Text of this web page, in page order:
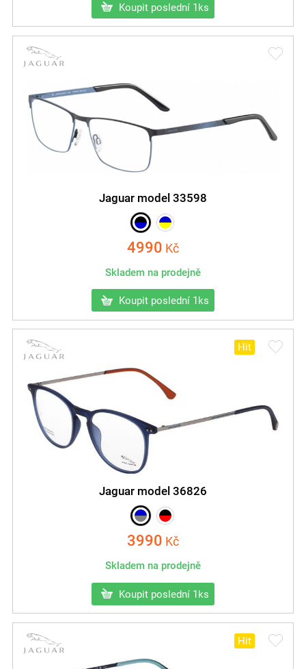
Koupit poslední 1ks
Jaguar model 33598
4990 Kč
Skladem na prodejně
Koupit poslední 1ks
Hit
Jaguar model 36826
3990 Kč
Skladem na prodejně
Koupit poslední 1ks
Hit